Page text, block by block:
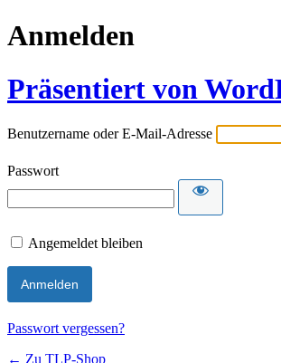
Anmelden
Präsentiert von
Benutzername oder E-Mail-Adresse
Passwort
Angemeldet bleiben
Passwort vergessen?
← Zu TLP-Shop